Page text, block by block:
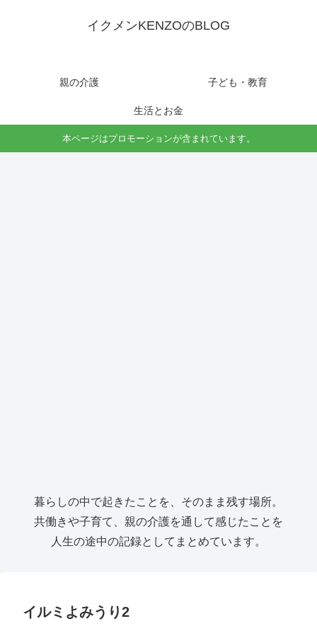
イクメンKENZOのBLOG
親の介護 子ども・教育
生活とお金
本ページはプロモーションが含まれています。
暮らしの中で起きたことを、そのまま残す場所。
共働きや子育て、親の介護を通して感じたことを
人生の途中の記録としてまとめています。
イルミよみうり2